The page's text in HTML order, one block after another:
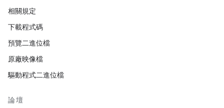
相關規定
下載程式碼
預覽二進位檔
原廠映像檔
驅動程式二進位檔
論壇